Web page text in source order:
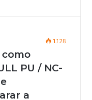
1.128
como
PU / NC-
a